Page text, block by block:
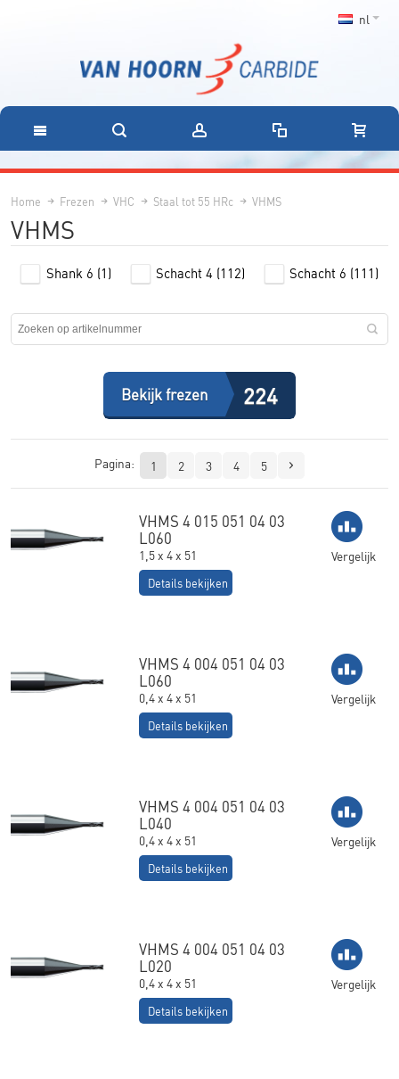
nl
Home Frezen VHC Staal tot 55 HRc VHMS
VHMS
Shank 6 (1) Schacht 4 (112) Schacht 6 (111)
Bekijk frezen 224
Pagina: 1 2 3 4 5
VHMS 4 015 051 04 03
L060
1,5 x 4 x 51
Details bekijken
Vergelijk
VHMS 4 004 051 04 03
L060
0,4 x 4 x 51
Details bekijken
Vergelijk
VHMS 4 004 051 04 03
L040
0,4 x 4 x 51
Details bekijken
Vergelijk
VHMS 4 004 051 04 03
L020
0,4 x 4 x 51
Details bekijken
Vergelijk